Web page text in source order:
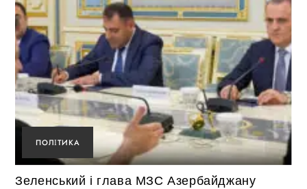
ПОЛІТИКА
Зеленський і глава МЗС Азербайджану